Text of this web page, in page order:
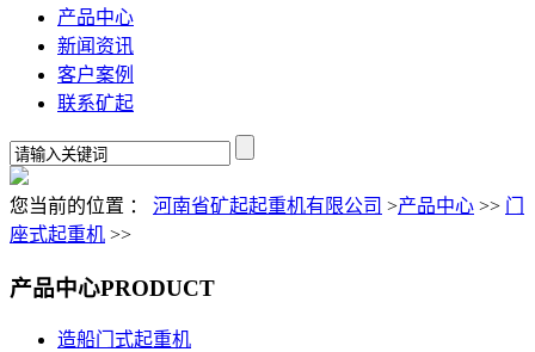
产品中心
新闻资讯
客户案例
联系矿起
您当前的位置 ： 河南省矿起起重机有限公司 >产品中心 >> 门
座式起重机 >>
产品中心PRODUCT
造船门式起重机